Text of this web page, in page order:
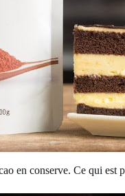
en conserve. Ce qui est